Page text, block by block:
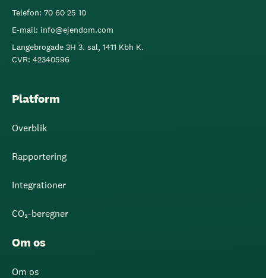
Telefon: 70 60 25 10
E-mail: info@ejendom.com
Langebrogade 3H 3. sal, 1411 Kbh K.
CVR: 42340596
Platform
Overblik
Rapportering
Integrationer
CO₂-beregner
Om os
Om os